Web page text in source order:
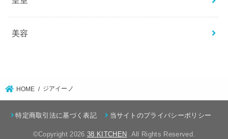
美容
HOME ジアイーノ
特定商取引法に基づく表記 当サイトのプライバシーポリシー
©Copyright 2026 38 KITCHEN .All Rights Reserved.